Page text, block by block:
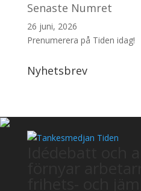
Senaste Numret
26 juni, 2026
Prenumerera på Tiden idag!
Nyhetsbrev